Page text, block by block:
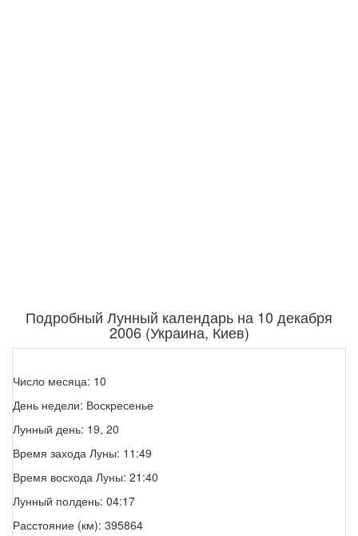
Подробный Лунный календарь на 10 декабря
2006 (Украина, Киев)
Число месяца: 10
День недели: Воскресенье
Лунный день: 19, 20
Время захода Луны: 11:49
Время восхода Луны: 21:40
Лунный полдень: 04:17
Расстояние (км): 395864